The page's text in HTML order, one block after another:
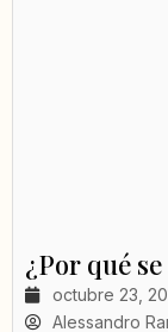
¿Por qué
octubre 23,
Alessandro